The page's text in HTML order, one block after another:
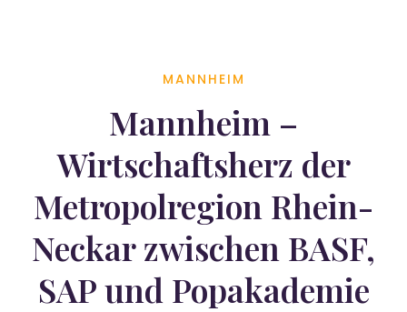
MANNHEIM
Mannheim –
Wirtschaftsherz der
Metropolregion Rhein-
Neckar zwischen BASF,
SAP und Popakademie